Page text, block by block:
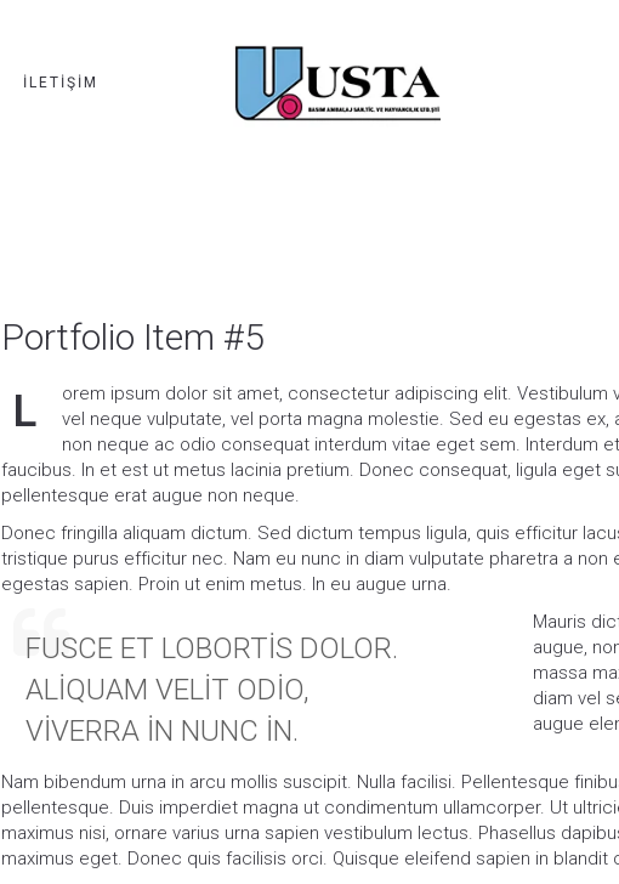
İLETIŞIM
Portfolio Item #5
L
orem ipsum dolor sit amet, consectetur adipiscing elit. Vestibulum
vel neque vulputate, vel porta magna molestie. Sed eu egestas
non neque ac odio consequat interdum vitae eget sem. Interdum
faucibus. In et est ut metus lacinia pretium. Donec consequat, ligula eget
pellentesque erat augue non neque.
Donec fringilla aliquam dictum. Sed dictum tempus ligula, quis efficitur
tristique purus efficitur nec. Nam eu nunc in diam vulputate pharetra a
egestas sapien. Proin ut enim metus. In eu augue urna.
FUSCE ET LOBORTIS DOLOR.
ALIQUAM VELIT ODIO,
VIVERRA IN NUNC IN.
Mauris
augue,
massa
diam vel
augue
Nam bibendum urna in arcu mollis suscipit. Nulla facilisi. Pellentesque
pellentesque. Duis imperdiet magna ut condimentum ullamcorper. Ut
maximus nisi, ornare varius urna sapien vestibulum lectus. Phasellus
maximus eget. Donec quis facilisis orci. Quisque eleifend sapien in blandit